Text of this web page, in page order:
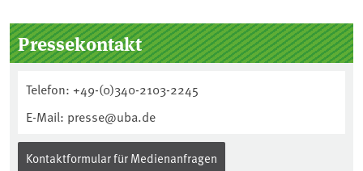
Seitenleiste
Pressekontakt
Telefon: +49-(0)340-2103-2245
E-Mail: presse@uba.de
Kontaktformular für Medienanfragen